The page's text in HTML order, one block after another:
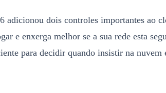
adicionou dois controles importantes ao
e enxerga melhor se a sua rede esta
para decidir quando insistir na nuvem